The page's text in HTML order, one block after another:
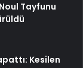
Tayfunu
Kesilen